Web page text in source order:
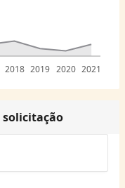
2018 2019 2020 2021